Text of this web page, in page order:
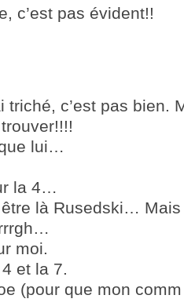
c’est pas évident!!
triché, c’est pas bien.
lui…
la 4…
là Rusedski…
moi.
et la 7.
(pour que mon